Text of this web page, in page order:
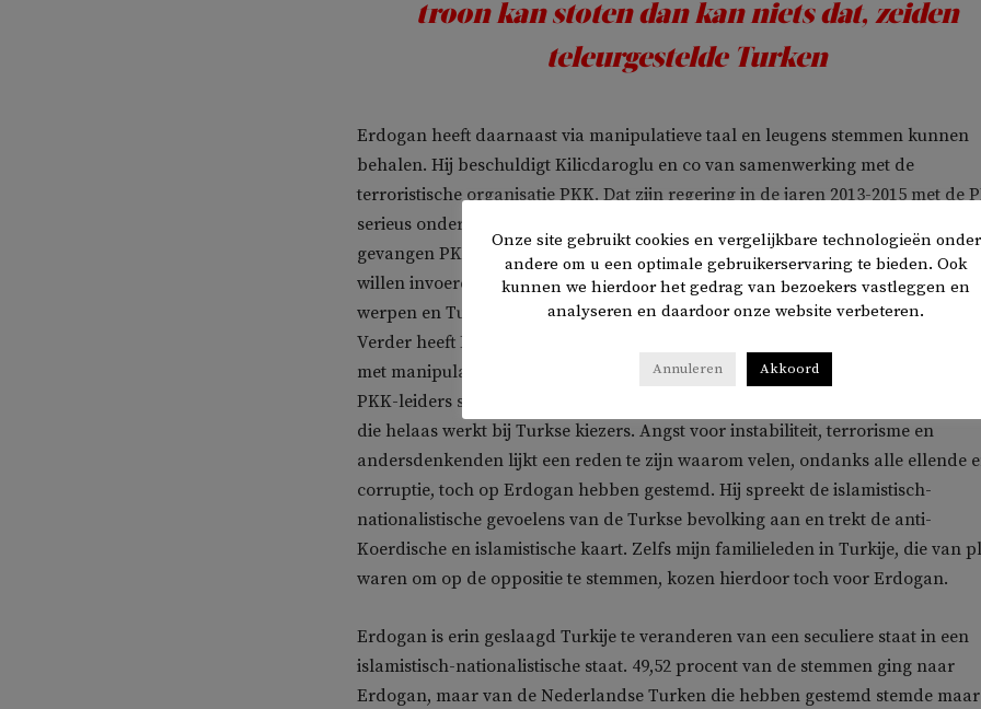
troon kan stoten dan kan niets dat, zeiden
teleurgestelde Turken
Erdogan heeft daarnaast via manipulatieve taal en leugens stemmen kunnen
behalen. Hij beschuldigt Kilicdaroglu en co van samenwerking met de
terroristische organisatie PKK. Dat zijn regering in de jaren 2013-2015 met de
serieus onderhandelde is al lang vergeten. De verenigde oppositie zou
gevangen PKK-strijders en hun leider Öcalan willen vrijlaten, het homohuwelijk
willen invoeren en samenspannen met het Westen om de president omver te
werpen en Turkije ten gronde te richten.
Verder heeft Erdogan op de pleinen en op al zijn tv-zenders een film laten zien
met manipulatieve en gefabriceerde beelden, waarop Kilicdaroglu, de
PKK-leiders samen te zien zijn. Een geraffineerde maar vooral immorele
die helaas werkt bij Turkse kiezers. Angst voor instabiliteit, terrorisme en
andersdenkenden lijkt een reden te zijn waarom velen, ondanks alle ellende
corruptie, toch op Erdogan hebben gestemd. Hij spreekt de islamistisch-
nationalistische gevoelens van de Turkse bevolking aan en trekt de anti-
Koerdische en islamistische kaart. Zelfs mijn familieleden in Turkije, die van
waren om op de oppositie te stemmen, kozen hierdoor toch voor Erdogan.
Erdogan is erin geslaagd Turkije te veranderen van een seculiere staat in een
islamistisch-nationalistische staat. 49,52 procent van de stemmen ging naar
Erdogan, maar van de Nederlandse Turken die hebben gestemd stemde maar
Onze site gebruikt cookies en vergelijkbare technologieën onder
andere om u een optimale gebruikerservaring te bieden. Ook
kunnen we hierdoor het gedrag van bezoekers vastleggen en
analyseren en daardoor onze website verbeteren.
Annuleren Akkoord